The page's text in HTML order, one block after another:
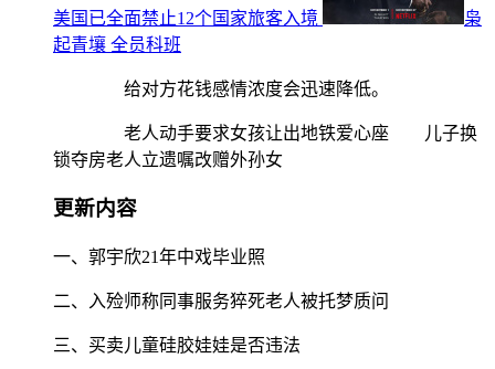
美国已全面禁止12个国家旅客入境
枭
起青壤 全员科班
给对方花钱感情浓度会迅速降低。
老人动手要求女孩让出地铁爱心座 儿子换
锁夺房老人立遗嘱改赠外孙女
更新内容
一、郭宇欣21年中戏毕业照
二、入殓师称同事服务猝死老人被托梦质问
三、买卖儿童硅胶娃娃是否违法